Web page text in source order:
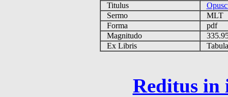
Titulus
Sermo
MLT
Forma
pdf
Magnitudo
Ex Libris
Reditus in